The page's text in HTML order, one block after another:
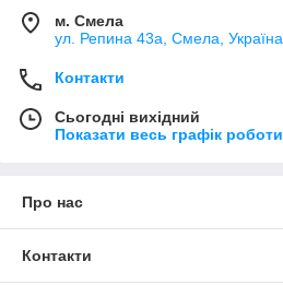
м. Смела
ул. Репина 43а, Смела, Україна
Контакти
Сьогодні вихідний
Показати весь графік роботи
Про нас
Контакти